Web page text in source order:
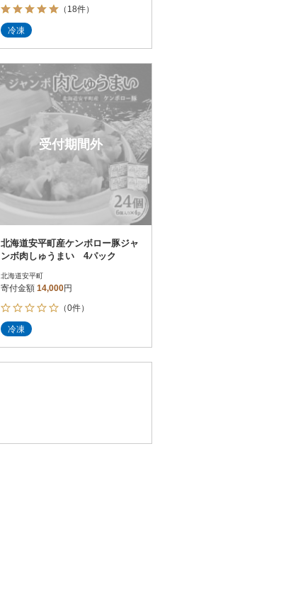
（18件）
冷凍
受付期間外
北海道安平町産ケンボロー豚ジャ
ンボ肉しゅうまい 4パック
北海道安平町
寄付金額 14,000円
（0件）
冷凍